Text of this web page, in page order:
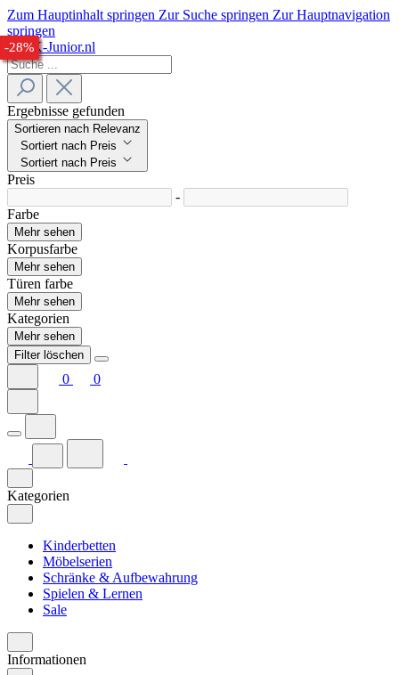
Zum Hauptinhalt springen Zur Suche springen Zur Hauptnavigation
springen
Ergebnisse gefunden
Sortieren nach Relevanz
Sortiert nach Preis
Sortiert nach Preis
Preis
-
Farbe
Mehr sehen
Korpusfarbe
Mehr sehen
Türen farbe
Mehr sehen
Kategorien
Mehr sehen
Filter löschen
0 0
Kategorien
Kinderbetten
Möbelserien
Schränke & Aufbewahrung
Spielen & Lernen
Sale
Informationen
-25%
-28%
-29%
-26%
-28%